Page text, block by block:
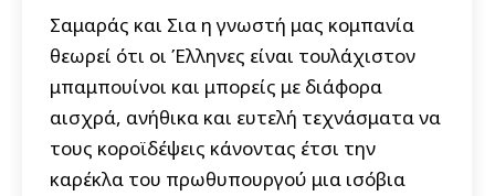
Σαμαράς και Σια η γνωστή μας κομπανία
θεωρεί ότι οι Έλληνες είναι τουλάχιστον
μπαμπουίνοι και μπορείς με διάφορα
αισχρά, ανήθικα και ευτελή τεχνάσματα να
τους κοροϊδέψεις κάνοντας έτσι την
καρέκλα του πρωθυπουργού μια ισόβια